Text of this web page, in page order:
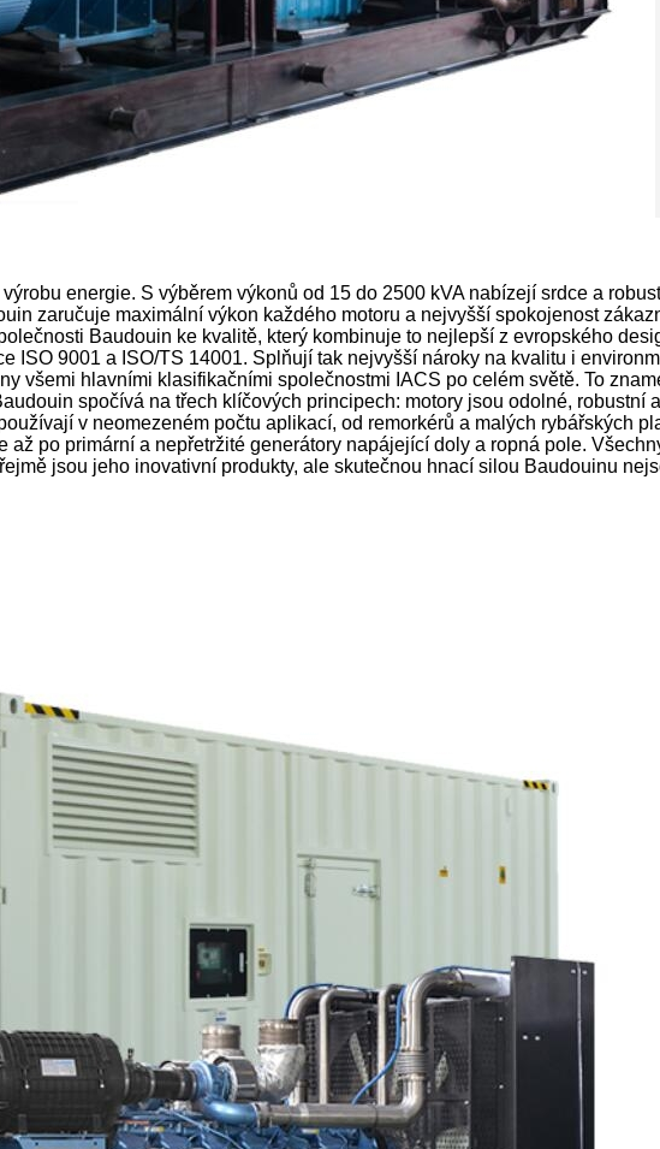
energie. S výběrem výkonů od 15 do 2500 kVA nabízejí srdce a
zaručuje maximální výkon každého motoru a nejvyšší spokojenost
Baudouin ke kvalitě, který kombinuje to nejlepší z evropského
ISO 9001 a ISO/TS 14001. Splňují tak nejvyšší nároky na kvalitu i
všemi hlavními klasifikačními společnostmi IACS po celém světě. To
spočívá na třech klíčových principech: motory jsou odolné, robustní
v neomezeném počtu aplikací, od remorkérů a malých rybářských
po primární a nepřetržité generátory napájející doly a ropná pole.
jsou jeho inovativní produkty, ale skutečnou hnací silou Baudouinu